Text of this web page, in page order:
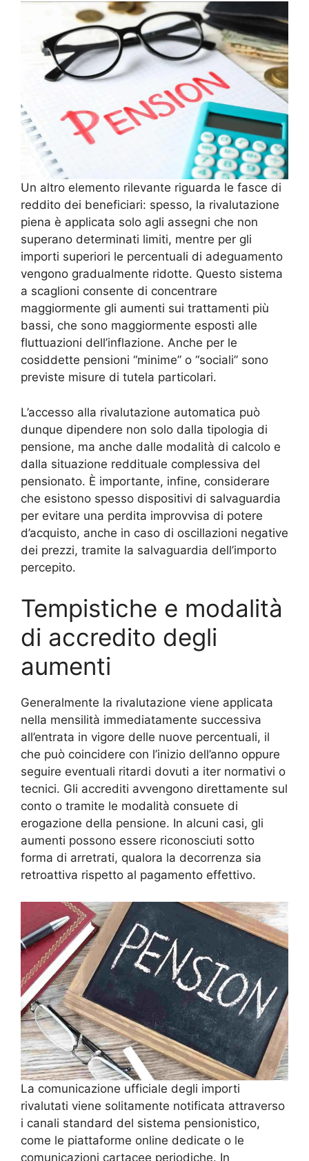
Un altro elemento rilevante riguarda le fasce di
reddito dei beneficiari: spesso, la rivalutazione
piena è applicata solo agli assegni che non
superano determinati limiti, mentre per gli
importi superiori le percentuali di adeguamento
vengono gradualmente ridotte. Questo sistema
a scaglioni consente di concentrare
maggiormente gli aumenti sui trattamenti più
bassi, che sono maggiormente esposti alle
fluttuazioni dell’inflazione. Anche per le
cosiddette pensioni “minime” o “sociali” sono
previste misure di tutela particolari.
L’accesso alla rivalutazione automatica può
dunque dipendere non solo dalla tipologia di
pensione, ma anche dalle modalità di calcolo e
dalla situazione reddituale complessiva del
pensionato. È importante, infine, considerare
che esistono spesso dispositivi di salvaguardia
per evitare una perdita improvvisa di potere
d’acquisto, anche in caso di oscillazioni negative
dei prezzi, tramite la salvaguardia dell’importo
percepito.
Tempistiche e modalità
di accredito degli
aumenti
Generalmente la rivalutazione viene applicata
nella mensilità immediatamente successiva
all’entrata in vigore delle nuove percentuali, il
che può coincidere con l’inizio dell’anno oppure
seguire eventuali ritardi dovuti a iter normativi o
tecnici. Gli accrediti avvengono direttamente sul
conto o tramite le modalità consuete di
erogazione della pensione. In alcuni casi, gli
aumenti possono essere riconosciuti sotto
forma di arretrati, qualora la decorrenza sia
retroattiva rispetto al pagamento effettivo.
La comunicazione ufficiale degli importi
rivalutati viene solitamente notificata attraverso
i canali standard del sistema pensionistico,
come le piattaforme online dedicate o le
comunicazioni cartacee periodiche. In